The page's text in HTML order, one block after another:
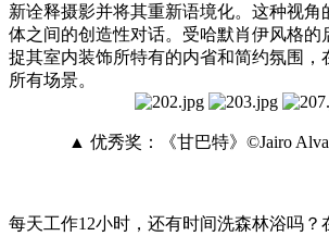
新诠释摄影并将其重新语境化。这种视角
体之间的创造性对话。受哈默肖伊风格的
捉其室内装饰所特有的内省和简约氛围，
所有场景。
▲ 优秀奖：《甘巴特》©Jairo
每天工作12小时，还有时间洗森林浴吗？